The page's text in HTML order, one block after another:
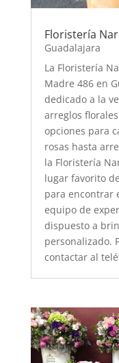
Floristería
Guadalajara
La Floristería
Madre 486 en
dedicado a la
arreglos
opciones para
rosas hasta
la Floristería
lugar favorito
para encontrar
equipo de
dispuesto a
personalizado.
contactar al